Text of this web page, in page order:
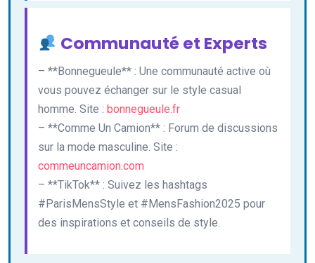
Communauté et Experts
– **Bonnegueule** : Une communauté active où
vous pouvez échanger sur le style casual
homme. Site : bonnegueule.fr
– **Comme Un Camion** : Forum de discussions
sur la mode masculine. Site :
commeuncamion.com
– **TikTok** : Suivez les hashtags
#ParisMensStyle et #MensFashion2025 pour
des inspirations et conseils de style.